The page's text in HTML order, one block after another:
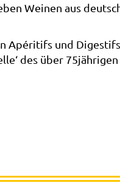
Weinen aus
Apéritifs und
des über